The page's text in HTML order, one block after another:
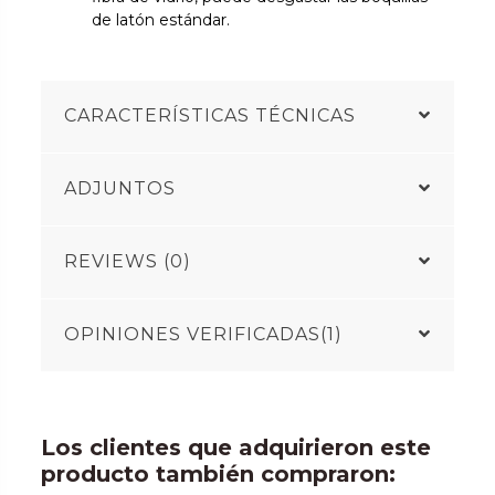
de latón estándar.
CARACTERÍSTICAS TÉCNICAS
ADJUNTOS
REVIEWS (0)
OPINIONES VERIFICADAS(1)
Los clientes que adquirieron este
producto también compraron: